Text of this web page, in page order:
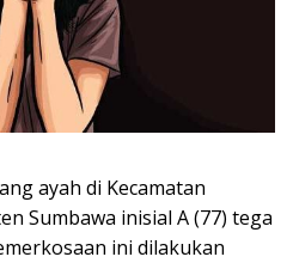
ayah di Kecamatan
Sumbawa inisial A (77) tega
ini dilakukan